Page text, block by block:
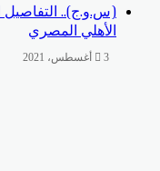
(س.و.ج).. التفاصيل
الأهلي المصري